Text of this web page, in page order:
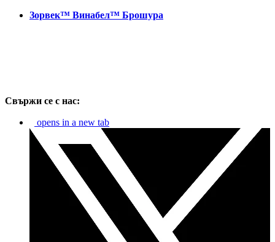
Зорвек™ Винабел™ Брошура
Свържи се с нас:
opens in a new tab